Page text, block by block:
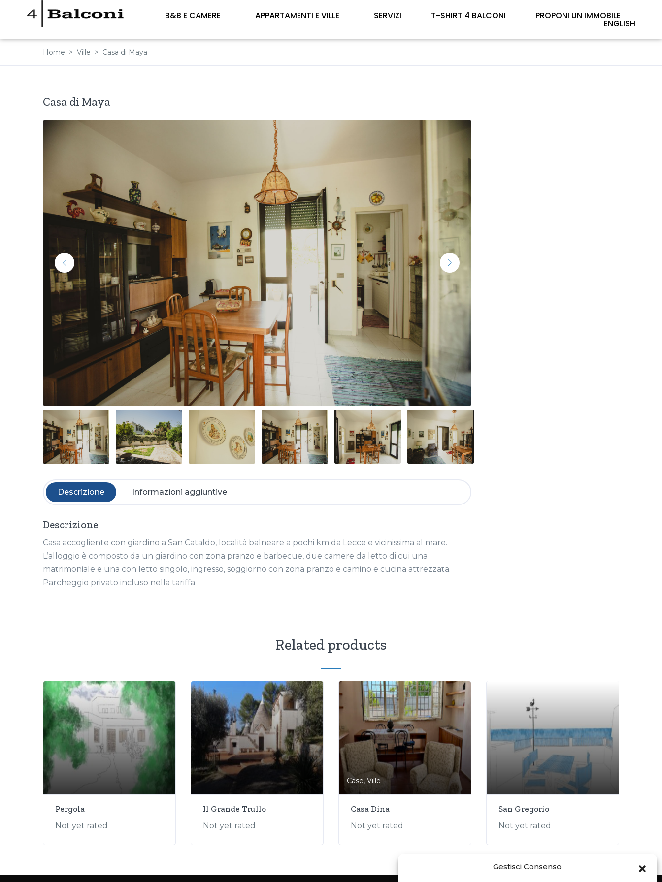
Gestisci Consenso
B&B E CAMERE APPARTAMENTI E VILLE SERVIZI T-SHIRT 4 BALCONI PROPONI UN IMMOBILE
ENGLISH
Home Ville Casa di Maya
Casa di Maya
Descrizione Informazioni aggiuntive
Descrizione
Casa accogliente con giardino a San Cataldo, località balneare a pochi km da Lecce e vicinissima al mare.
L’alloggio è composto da un giardino con zona pranzo e barbecue, due camere da letto di cui una
matrimoniale e una con letto singolo, ingresso, soggiorno con zona pranzo e camino e cucina attrezzata.
Parcheggio privato incluso nella tariffa
Related products
Pergola
Not yet rated
Il Grande Trullo
Not yet rated
Case, Ville
Casa Dina
Not yet rated
San Gregorio
Not yet rated